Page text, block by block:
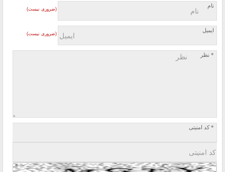
نام
(ضروری نیست)
ایمیل
(ضروری نیست)
* نظر
* کد امنیتی